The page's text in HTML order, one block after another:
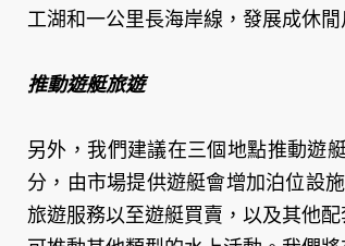
工湖和一公里長海岸線，發展成休
推動遊艇旅遊
另外，我們建議在三個地點推動遊
分，由市場提供遊艇會增加泊位設
旅遊服務以至遊艇買賣，以及其他